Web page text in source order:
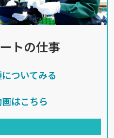
トの仕事
ついてみる
はこちら